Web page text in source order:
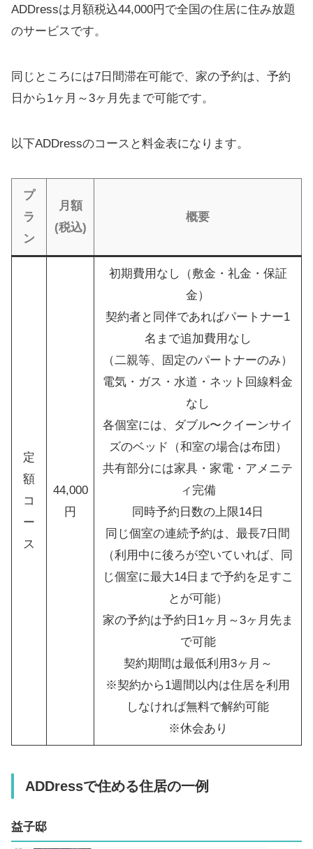
ADDressは月額税込44,000円で全国の住居に住み放題
のサービスです。
同じところには7日間滞在可能で、家の予約は、予約
日から1ヶ月～3ヶ月先まで可能です。
以下ADDressのコースと料金表になります。
プ
ラ
ン
月額
(税込)
概要
定
額
コ
ー
ス
44,000
円
初期費用なし（敷金・礼金・保証
金）
契約者と同伴であればパートナー1
名まで追加費用なし
（二親等、固定のパートナーのみ）
電気・ガス・水道・ネット回線料金
なし
各個室には、ダブル〜クイーンサイ
ズのベッド（和室の場合は布団）
共有部分には家具・家電・アメニテ
ィ完備
同時予約日数の上限14日
同じ個室の連続予約は、最長7日間
（利用中に後ろが空いていれば、同
じ個室に最大14日まで予約を足すこ
とが可能）
家の予約は予約日1ヶ月～3ヶ月先ま
で可能
契約期間は最低利用3ヶ月～
※契約から1週間以内は住居を利用
しなければ無料で解約可能
※休会あり
ADDressで住める住居の一例
益子邸